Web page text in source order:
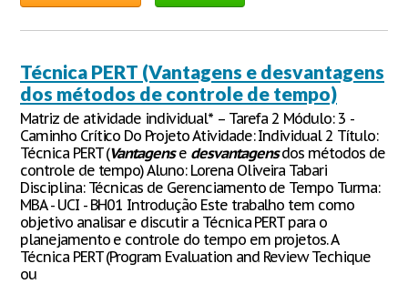
Técnica PERT (Vantagens e desvantagens
dos métodos de controle de tempo)
Matriz de atividade individual* – Tarefa 2 Módulo: 3 -
Caminho Crítico Do Projeto Atividade: Individual 2 Título:
Técnica PERT (Vantagense desvantagensdos métodos de
controle de tempo) Aluno: Lorena Oliveira Tabari
Disciplina: Técnicas de Gerenciamento de Tempo Turma:
MBA - UCI - BH01 Introdução Este trabalho tem como
objetivo analisar e discutir a Técnica PERT para o
planejamento e controle do tempo em projetos. A
Técnica PERT (Program Evaluation and Review Techique
ou